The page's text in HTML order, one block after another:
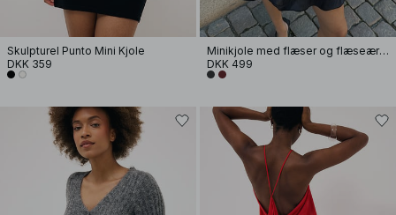
Skulpturel Punto Mini Kjole
DKK 359
Minikjole med flæser og flæseærmer
DKK 499